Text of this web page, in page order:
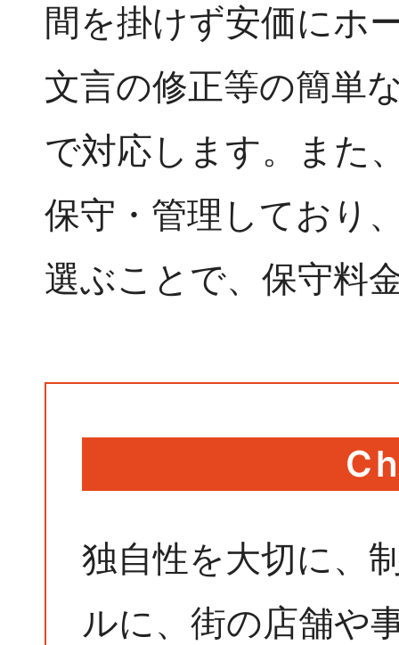
間を掛けず安価にホ
文言の修正等の簡単
で対応します。また
保守・管理しており
選ぶことで、保守料
独自性を大切に、
ルに、街の店舗や